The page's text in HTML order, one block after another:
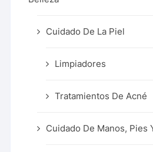
Cuidado De La Piel
Limpiadores
Tratamientos De Acné
Cuidado De Manos, Pies